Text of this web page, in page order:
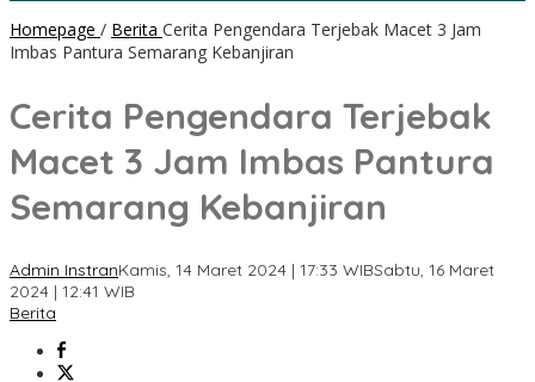
Homepage / Berita Cerita Pengendara Terjebak Macet 3 Jam
Imbas Pantura Semarang Kebanjiran
Cerita Pengendara Terjebak
Macet 3 Jam Imbas Pantura
Semarang Kebanjiran
Admin InstranKamis, 14 Maret 2024 | 17:33 WIBSabtu, 16 Maret
2024 | 12:41 WIB
Berita